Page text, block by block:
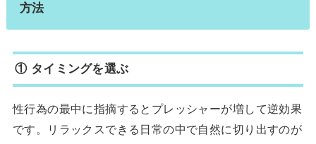
方法
① タイミングを選ぶ
性行為の最中に指摘するとプレッシャーが増して逆効果
です。リラックスできる日常の中で自然に切り出すのが